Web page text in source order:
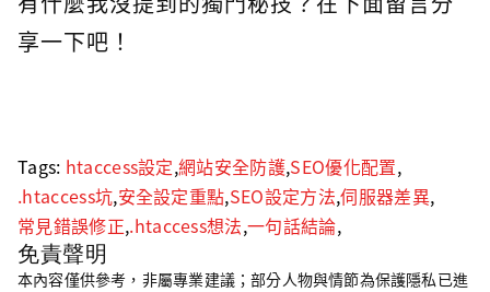
享一下吧！
Tags: htaccess設定,網站安全防護,SEO優化配置,
.htaccess坑,安全設定重點,SEO設定方法,伺服器差異,
常見錯誤修正,.htaccess想法,一句話結論,
免責聲明
本內容僅供參考，非屬專業建議；部分人物與情節為保護隱私已進